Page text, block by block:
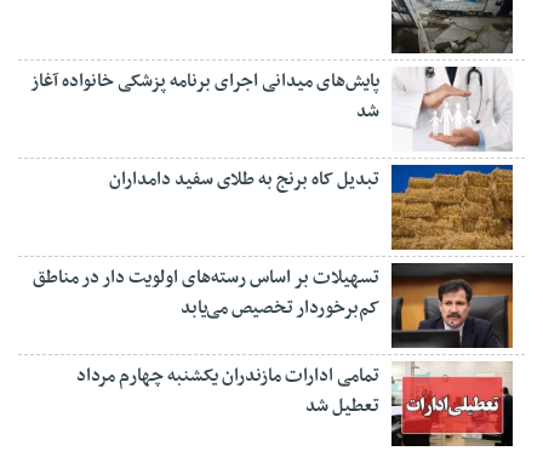
پایش‌های میدانی اجرای برنامه پزشکی خانواده آغاز
شد
تبدیل کاه برنج به طلای سفید دامداران
تسهیلات بر اساس رسته‌های اولویت دار در مناطق
کم‌برخوردار تخصیص می‌یابد
تمامی ادارات مازندران یکشنبه چهارم مرداد
تعطیل شد